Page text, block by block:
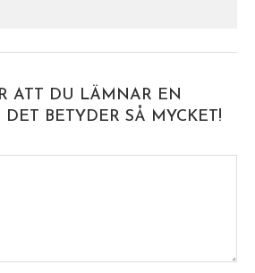
ATT DU LÄMNAR EN
BETYDER SÅ MYCKET!